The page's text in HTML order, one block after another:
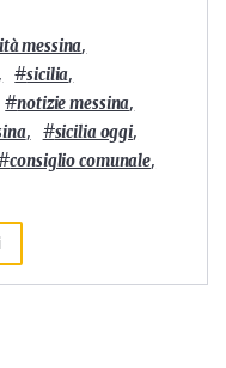
messina,
, #sicilia,
#notizie messina,
, #sicilia oggi,
consiglio comunale,